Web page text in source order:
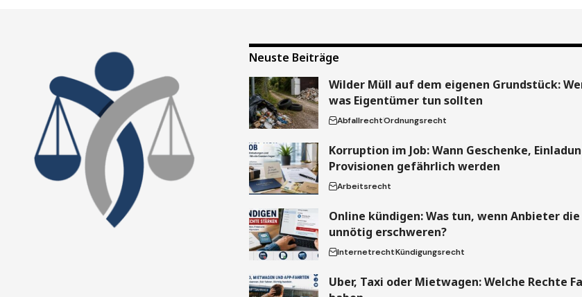
Neuste Beiträge
Wilder Müll auf dem eigenen Grundstück:
was Eigentümer tun sollten
AbfallrechtOrdnungsrecht
Korruption im Job: Wann Geschenke,
Provisionen gefährlich werden
Arbeitsrecht
Online kündigen: Was tun, wenn Anbieter
unnötig erschweren?
InternetrechtKündigungsrecht
Uber, Taxi oder Mietwagen: Welche Rechte